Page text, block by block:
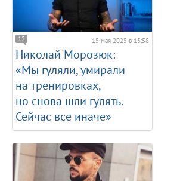
12 15 мая 2025 в 13:58
Николай Морозюк:
«Мы гуляли, умирали
на тренировках,
но снова шли гулять.
Сейчас все иначе»